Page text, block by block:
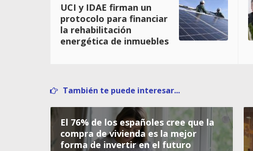
UCI y IDAE firman un
protocolo para financiar
la rehabilitación
energética de inmuebles
También te puede interesar...
El 76% de los españoles cree que la
compra de vivienda es la mejor
forma de invertir en el futuro